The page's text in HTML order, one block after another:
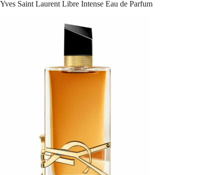
Yves Saint Laurent Libre Intense Eau de Parfum